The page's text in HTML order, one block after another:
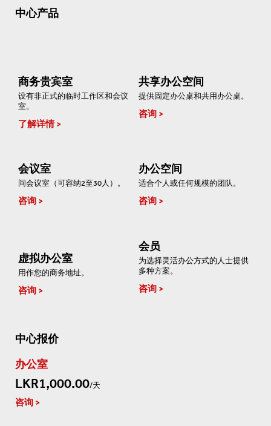
中心产品
商务贵宾室
设有非正式的临时工作区和会议
室。
了解详情
共享办公空间
提供固定办公桌和共用办公桌。
咨询
会议室
间会议室（可容纳2至30人）。
咨询
办公空间
适合个人或任何规模的团队。
咨询
虚拟办公室
用作您的商务地址。
咨询
会员
为选择灵活办公方式的人士提供
多种方案。
咨询
中心报价
办公室
LKR1,000.00/天
咨询